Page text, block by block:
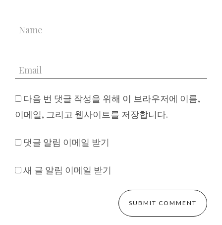
다음 번 댓글 작성을 위해 이 브라우저에 이름,
이메일, 그리고 웹사이트를 저장합니다.
댓글 알림 이메일 받기
새 글 알림 이메일 받기